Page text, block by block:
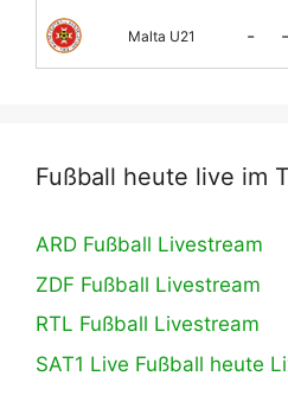
Malta U21 - -
Fußball heute live im
ARD Fußball Livestream
ZDF Fußball Livestream
RTL Fußball Livestream
SAT1 Live Fußball heute